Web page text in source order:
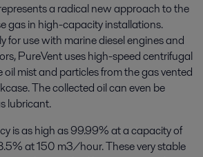
a radical new approach to the
gas in high-capacity installations.
for use with marine diesel engines and
PureVent uses high-speed centrifugal
mist and particles from the gas vented
The collected oil can even be
lubricant.
is as high as 99.99% at a capacity of
at 150 m3/hour. These very stable